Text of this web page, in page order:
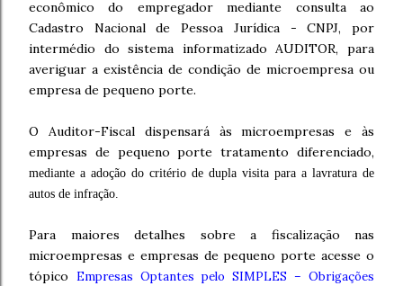
econômico do empregador mediante consulta ao
Cadastro Nacional de Pessoa Jurídica - CNPJ, por
intermédio do sistema informatizado AUDITOR, para
averiguar a existência de condição de microempresa ou
empresa de pequeno porte.
O Auditor-Fiscal dispensará às microempresas e às
empresas de pequeno porte tratamento diferenciado,
mediante a adoção do critério de dupla visita para a lavratura de
autos de infração.
Para maiores detalhes sobre a fiscalização nas
microempresas e empresas de pequeno porte acesse o
tópico Empresas Optantes pelo SIMPLES – Obrigações